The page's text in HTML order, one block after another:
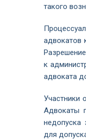
такого
адвокатов
к
адвоката
Участники
Адвокаты
недопуска
для